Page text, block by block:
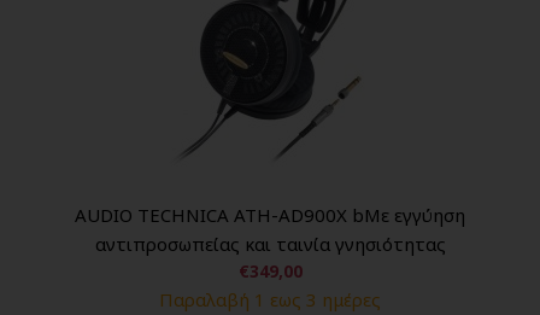
AUDIO TECHNICA ATH-AD900X bΜε εγγύηση
αντιπροσωπείας και ταινία γνησιότητας
€349,00
Παραλαβή 1 εως 3 ημέρες